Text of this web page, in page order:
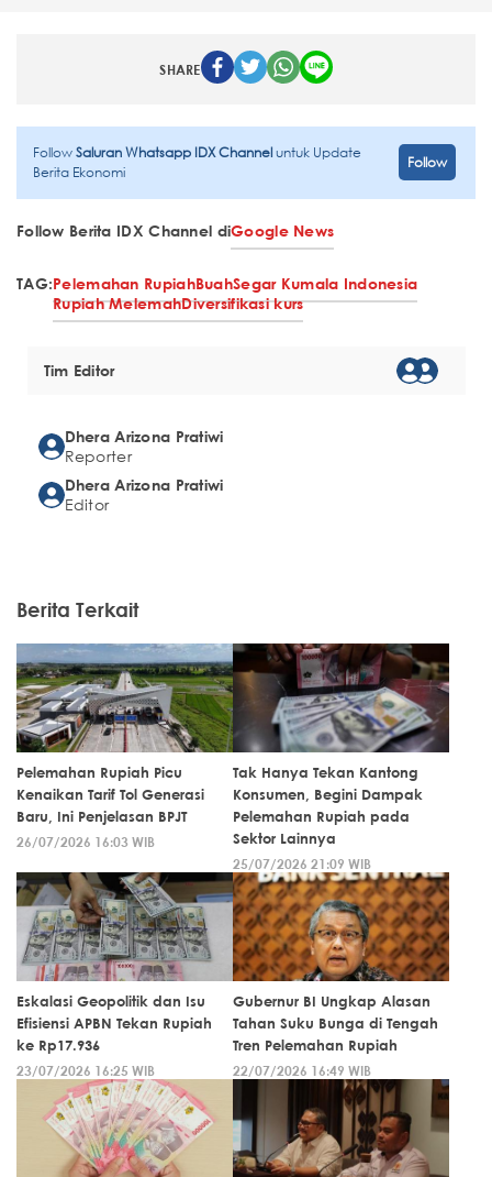
SHARE
FollowSaluran Whatsapp IDX Channeluntuk Update
Berita Ekonomi
Follow
Follow Berita IDX Channel diGoogle News
TAG:Pelemahan RupiahBuahSegar Kumala Indonesia
Rupiah MelemahDiversifikasi kurs
Tim Editor
Dhera Arizona Pratiwi
Reporter
Dhera Arizona Pratiwi
Editor
Berita Terkait
Pelemahan Rupiah Picu
Kenaikan Tarif Tol Generasi
Baru, Ini Penjelasan BPJT
26/07/2026 16:03 WIB
Tak Hanya Tekan Kantong
Konsumen, Begini Dampak
Pelemahan Rupiah pada
Sektor Lainnya
25/07/2026 21:09 WIB
Eskalasi Geopolitik dan Isu
Efisiensi APBN Tekan Rupiah
ke Rp17.936
23/07/2026 16:25 WIB
Gubernur BI Ungkap Alasan
Tahan Suku Bunga di Tengah
Tren Pelemahan Rupiah
22/07/2026 16:49 WIB